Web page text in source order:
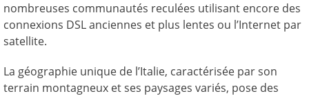
nombreuses communautés reculées utilisant encore des
connexions DSL anciennes et plus lentes ou l’Internet par
satellite.
La géographie unique de l’Italie, caractérisée par son
terrain montagneux et ses paysages variés, pose des